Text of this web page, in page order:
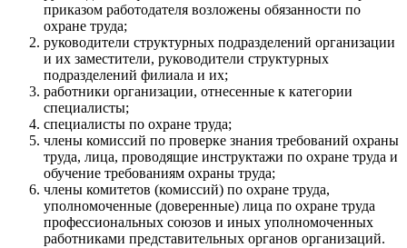
приказом работодателя возложены обязанности по
охране труда;
руководители структурных подразделений организации
и их заместители, руководители структурных
подразделений филиала и их;
работники организации, отнесенные к категории
специалисты;
специалисты по охране труда;
члены комиссий по проверке знания требований охраны
труда, лица, проводящие инструктажи по охране труда и
обучение требованиям охраны труда;
члены комитетов (комиссий) по охране труда,
уполномоченные (доверенные) лица по охране труда
профессиональных союзов и иных уполномоченных
работниками представительных органов организаций.